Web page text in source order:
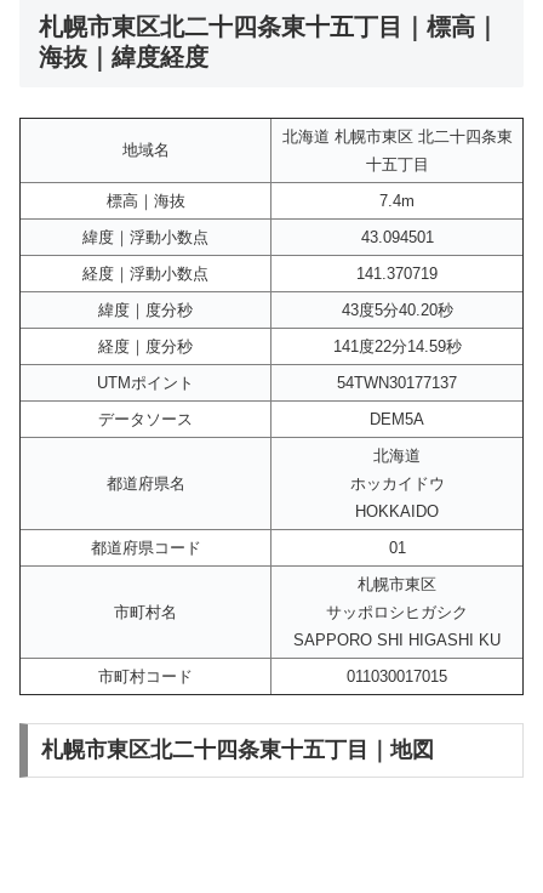
札幌市東区北二十四条東十五丁目｜標高｜
海抜｜緯度経度
地域名
北海道 札幌市東区 北二十四条東
十五丁目
標高｜海抜
7.4m
緯度｜浮動小数点
43.094501
経度｜浮動小数点
141.370719
緯度｜度分秒
43度5分40.20秒
経度｜度分秒
141度22分14.59秒
UTMポイント
54TWN30177137
データソース
DEM5A
都道府県名
北海道
ホッカイドウ
HOKKAIDO
都道府県コード
01
市町村名
札幌市東区
サッポロシヒガシク
SAPPORO SHI HIGASHI KU
市町村コード
011030017015
札幌市東区北二十四条東十五丁目｜地図